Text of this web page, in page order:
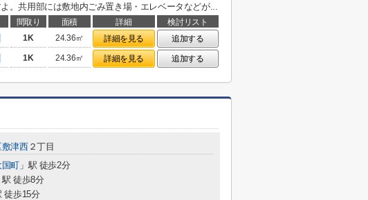
。共用部には敷地内ごみ置き場・エレベータなどが...
間取り 面積 詳細
検討リスト
1K 24.36㎡ 詳細を見る
追加する
1K 24.36㎡ 詳細を見る 追加する
敷津西２丁目
国町 」駅 徒歩2分
駅 徒歩8分
徒歩15分